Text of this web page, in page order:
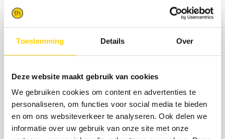
Toestemming Details Over
Deze website maakt gebruik van cookies
We gebruiken cookies om content en advertenties te
personaliseren, om functies voor social media te bieden
en om ons websiteverkeer te analyseren. Ook delen we
informatie over uw gebruik van onze site met onze
kennis met eettafel Haiko. Deze trendy tafel met afgeronde
jouw stijlkeuzes. Je kiest namelijk zelf de afmeting, de
afwerking en de kleur van het blad. Bovendien kies je ook nog
jouw favoriete poot uit de diverse aangeboden poten.
Enthousiast? Stel dan nu jouw eigen exemplaar samen en